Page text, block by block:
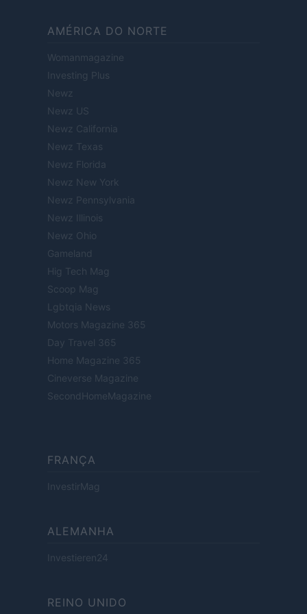
AMÉRICA DO NORTE
Womanmagazine
Investing Plus
Newz
Newz US
Newz California
Newz Texas
Newz Florida
Newz New York
Newz Pennsylvania
Newz Illinois
Newz Ohio
Gameland
Hig Tech Mag
Scoop Mag
Lgbtqia News
Motors Magazine 365
Day Travel 365
Home Magazine 365
Cineverse Magazine
SecondHomeMagazine
FRANÇA
InvestirMag
ALEMANHA
Investieren24
REINO UNIDO